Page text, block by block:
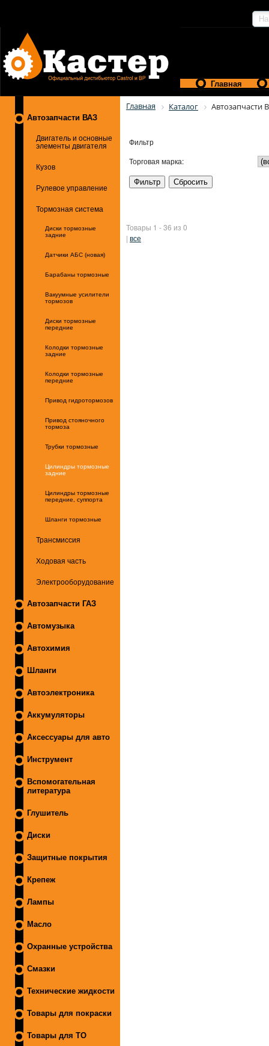
Главная
Автозапчасти ВАЗ
Двигатель и основные
элементы двигателя
Кузов
Рулевое управление
Тормозная система
Диски тормозные
задние
Датчики АБС (новая)
Барабаны тормозные
Вакуумные усилители
тормозов
Диски тормозные
передние
Колодки тормозные
задние
Колодки тормозные
передние
Привод гидротормозов
Привод стояночного
тормоза
Трубки тормозные
Цилиндры тормозные
задние
Цилиндры тормозные
передние, суппорта
Шланги тормозные
Трансмиссия
Ходовая часть
Электрооборудование
Автозапчасти ГАЗ
Автомузыка
Автохимия
Шланги
Автоэлектроника
Аккумуляторы
Аксессуары для авто
Инструмент
Вспомогательная
литература
Глушитель
Диски
Защитные покрытия
Крепеж
Лампы
Масло
Охранные устройства
Смазки
Технические жидкости
Товары для покраски
Товары для ТО
Главная Каталог Автозапчасти
Фильтр
Торговая марка:
Товары 1 - 36 из 0
| все